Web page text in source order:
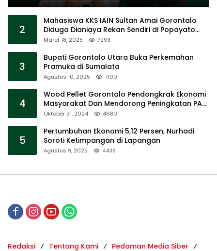
2
Mahasiswa KKS IAIN Sultan Amai Gorontalo
Diduga Dianiaya Rekan Sendiri di Popayato
Barat
Maret 18, 2025 7293
3
Bupati Gorontalo Utara Buka Perkemahan
Pramuka di Sumalata
Agustus 10, 2025 7100
4
Wood Pellet Gorontalo Pendongkrak Ekonomi
Masyarakat Dan Mendorong Peningkatan PAD
Gorontalo
Oktober 31, 2024 4680
5
Pertumbuhan Ekonomi 5,12 Persen, Nurhadi
Soroti Ketimpangan di Lapangan
Agustus 9, 2025 4438
Redaksi Tentang Kami Pedoman Media Siber